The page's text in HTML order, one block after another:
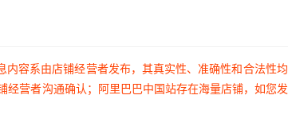
容系由店铺经营者发布，其真实性、准确性和合法性
营者沟通确认；阿里巴巴中国站存在海量店铺，如您